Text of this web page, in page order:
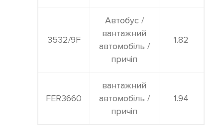
3532/9F
Автобус /
вантажний
автомобіль /
причіп
1.82
FER3660
вантажний
автомобіль /
причіп
1.94